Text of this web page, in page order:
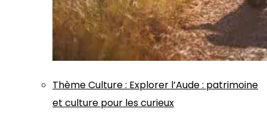
ThèmeCulture: Explorer l’Aude : patrimoine
et culture pour les curieux